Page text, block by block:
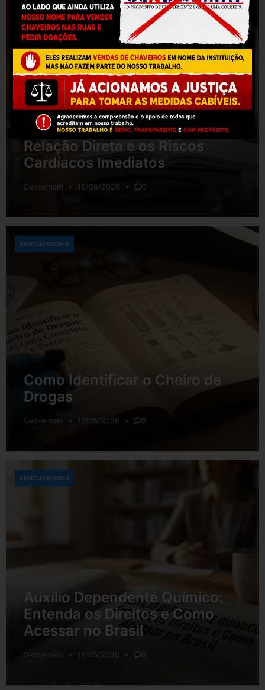
Cocaína e Infarto: Entenda a
Relação Direta e os Riscos
Cardíacos Imediatos
Getsemani 16/06/2026 0
SEM CATEGORIA
Como Identificar o Cheiro de
Drogas
Getsemani 17/05/2026 0
SEM CATEGORIA
Auxílio Dependente Químico:
Entenda os Direitos e Como
Acessar no Brasil
Getsemani 17/05/2026 0
SEM CATEGORIA